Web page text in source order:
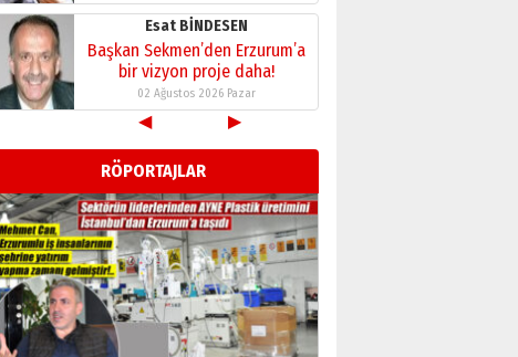
Esat BİNDESEN
Başkan Sekmen’den Erzurum’a
bir vizyon proje daha!
02 Ağustos 2026 Pazar
Kadir SABUNCUOĞLU
Erzurumspor’un köşe taşları
29 Haziran 2026 Pazartesi
Kenan GÜLERCİ
Murat Şahsuvaroğlu ERKON’da
çıtayı yukarı taşırken,
yönetimdekiler aşağı
çekmemeli!
17 Şubat 2026 SalıOrhan BOZKURT
◀ ▶
RÖPORTAJLAR